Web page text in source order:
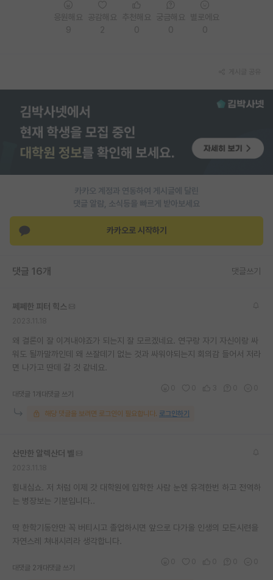
이벤트
반도체 아카데미
재팬라운지 🌸
카카오 계정과 연동하여 게시글에 달린
댓글 알람, 소식등을 빠르게 받아보세요
카카오로 시작하기
댓글 16개 댓글쓰기
쩨쩨한 피터 힉스
왜 결론이 잘 이겨내야죠가 되는지 잘 모르겠네요. 연구랑 자기 자신이랑 싸
워도 될까말까인데 왜 쓰잘데기 없는 것과 싸워야되는지 회의감 들어서 저라
면 나가고 딴데 갈 것 같네요.
대댓글 1개 대댓글 쓰기
해당 댓글을 보려면 로그인이 필요합니다. 로그인하기
산만한 알렉산더 벨
힘내십쇼. 저 처럼 이제 갓 대학원에 입학한 사람 눈엔 유격한번 하고 전역하
는 병장보는 기분입니다..
딱 한학기동안만 꼭 버티시고 졸업하시면 앞으로 다가올 인생의 모든시련을
자연스레 쳐내시리라 생각합니다.
대댓글 2개 대댓글 쓰기